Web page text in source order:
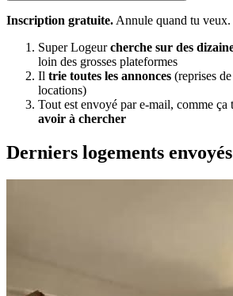
Inscription gratuite. Annule quand tu veux.
Super Logeurcherche sur des
loin des grosses plateformes
Il trie toutes les annonces (reprises
locations)
Tout est envoyé par e-mail, comme ça
avoir à chercher
Derniers logements